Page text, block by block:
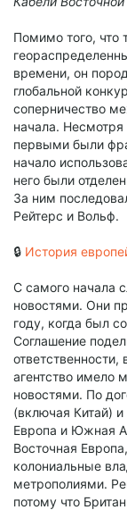
Помимо того, что
времени, он
глобальной
соперничество
начала.
первыми были
начало
него были
За ним
Рейтерс и Вольф.
🔒 История
С самого начала
новостями. Они
году, когда был
Соглашение
агентство имело
новостями. По
(включая Китай)
Европа и Южная
Восточная
колониальные
метрополиями.
потому что